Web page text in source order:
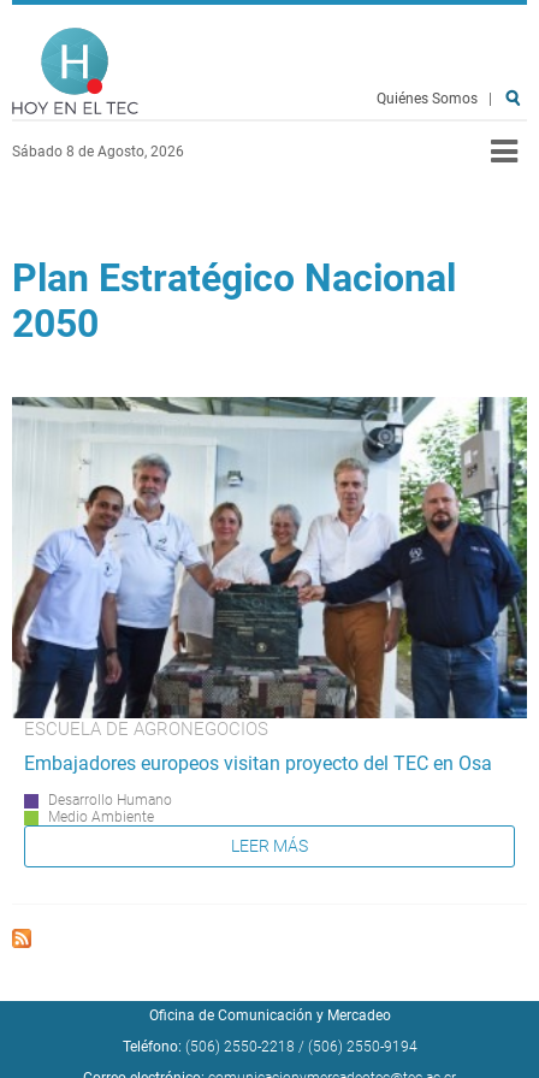
Pasar al contenido principal
Sábado 8 de Agosto, 2026
Quiénes Somos
Plan Estratégico Nacional
2050
ESCUELA DE AGRONEGOCIOS
Embajadores europeos visitan proyecto del TEC en Osa
Desarrollo Humano
Medio Ambiente
LEER MÁS
Oficina de Comunicación y Mercadeo
Teléfono: (506) 2550-2218 / (506) 2550-9194